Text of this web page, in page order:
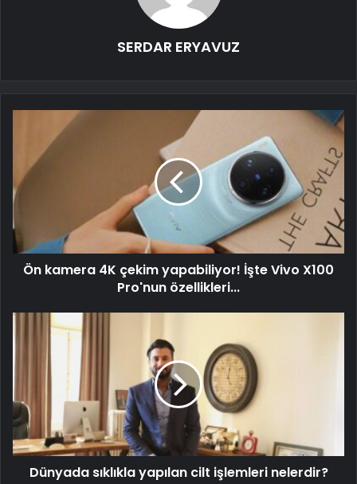
SERDAR ERYAVUZ
Ön kamera 4K çekim yapabiliyor! İşte Vivo X100
Pro'nun özellikleri...
Dünyada sıklıkla yapılan cilt işlemleri nelerdir?